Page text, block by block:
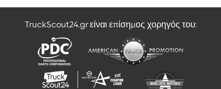
TruckScout24.gr είναι επίσημος χορηγός του: